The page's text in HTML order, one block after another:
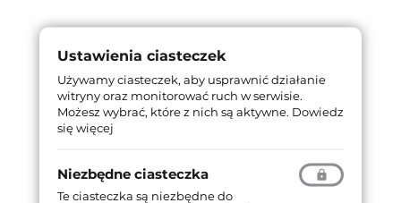
Ustawienia ciasteczek
Używamy ciasteczek, aby usprawnić działanie
witryny oraz monitorować ruch w serwisie.
Możesz wybrać, które z nich są aktywne. Dowiedz
się więcej
Niezbędne ciasteczka
Te ciasteczka są niezbędne do